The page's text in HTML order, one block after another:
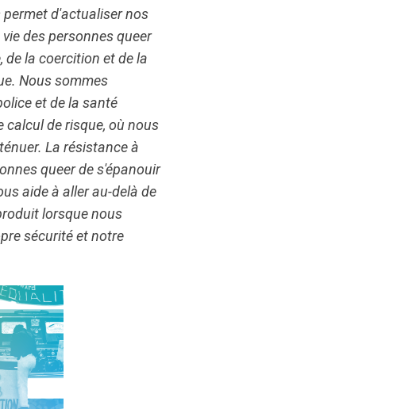
permet d'actualiser nos
des personnes queer
de la coercition et de la
Nous sommes
et de la santé
calcul de risque, où nous
La résistance à
queer de s'épanouir
aide à aller au-delà de
lorsque nous
sécurité et notre